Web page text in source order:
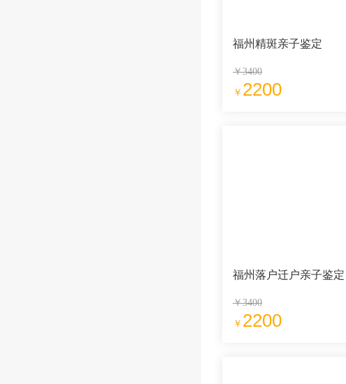
福州精斑亲子鉴定
￥3400
￥ 2200
福州落户迁户亲子鉴定
￥3400
￥ 2200